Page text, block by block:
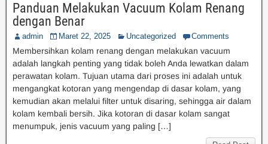
Panduan Melakukan Vacuum Kolam Renang
dengan Benar
admin Maret 22, 2025 Uncategorized Comments
Membersihkan kolam renang dengan melakukan vacuum
adalah langkah penting yang tidak boleh Anda lewatkan dalam
perawatan kolam. Tujuan utama dari proses ini adalah untuk
mengangkat kotoran yang mengendap di dasar kolam, yang
kemudian akan melalui filter untuk disaring, sehingga air dalam
kolam kembali bersih. Jika kotoran di dasar kolam sangat
menumpuk, jenis vacuum yang paling […]